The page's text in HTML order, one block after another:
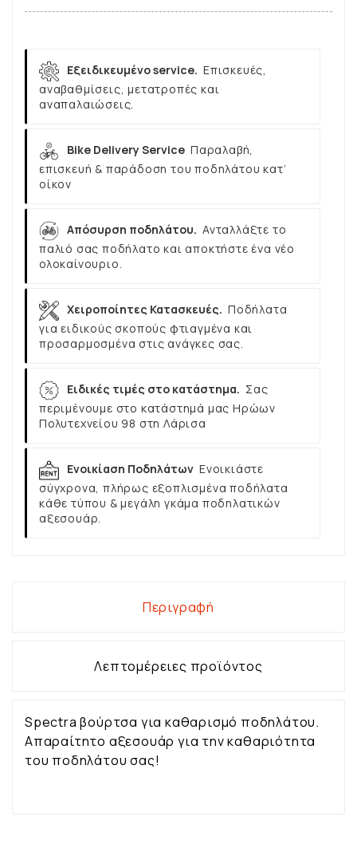
Εξειδικευμένο service. Επισκευές,
αναβαθμίσεις, μετατροπές και
αναπαλαιώσεις.
Bike Delivery Service Παραλαβή,
επισκευή & παράδοση του ποδηλάτου κατ’
οίκον
Απόσυρση ποδηλάτου. Ανταλλάξτε το
παλιό σας ποδήλατο και αποκτήστε ένα νέο
ολοκαίνουριο.
Χειροποίητες Κατασκευές. Ποδήλατα
για ειδικούς σκοπούς φτιαγμένα και
προσαρμοσμένα στις ανάγκες σας.
Ειδικές τιμές στο κατάστημα. Σας
περιμένουμε στο κατάστημά μας Ηρώων
Πολυτεχνείου 98 στη Λάρισα
Ενοικίαση Ποδηλάτων Ενοικιάστε
σύγχρονα, πλήρως εξοπλισμένα ποδήλατα
κάθε τύπου & μεγάλη γκάμα ποδηλατικών
αξεσουάρ.
Περιγραφή
Λεπτομέρειες προϊόντος
Spectra βούρτσα για καθαρισμό ποδηλάτου.
Απαραίτητο αξεσουάρ για την καθαριότητα
του ποδηλάτου σας!